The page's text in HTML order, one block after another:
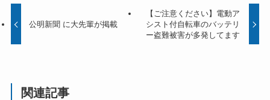
公明新聞 に大先輩が掲載
【ご注意ください】電動ア
シスト付自転車のバッテリ
ー盗難被害が多発してます
関連記事